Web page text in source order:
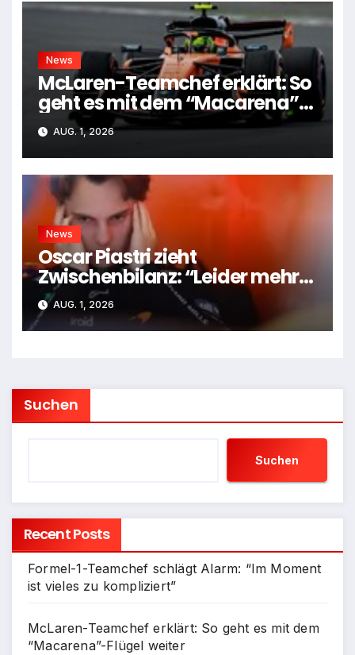
News
McLaren-Teamchef erklärt: So
geht es mit dem “Macarena”-
Flügel weiter
AUG. 1, 2026
News
Oscar Piastri zieht
Zwischenbilanz: “Leider mehr
Tiefen als Höhen”
AUG. 1, 2026
Suchen
Suchen
Recent Posts
Formel-1-Teamchef schlägt Alarm: “Im Moment
ist vieles zu kompliziert”
McLaren-Teamchef erklärt: So geht es mit dem
“Macarena”-Flügel weiter